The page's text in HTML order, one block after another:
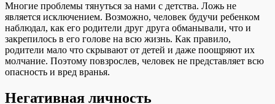
Многие проблемы тянуться за нами с детства. Ложь не
является исключением. Возможно, человек будучи ребенком
наблюдал, как его родители друг друга обманывали, что и
закрепилось в его голове на всю жизнь. Как правило,
родители мало что скрывают от детей и даже поощряют их
молчание. Поэтому повзрослев, человек не представляет всю
опасность и вред вранья.
Негативная личность